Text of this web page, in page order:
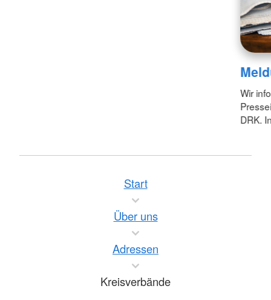
Wir
DRK.
Start
Über uns
Adressen
Kreisverbände